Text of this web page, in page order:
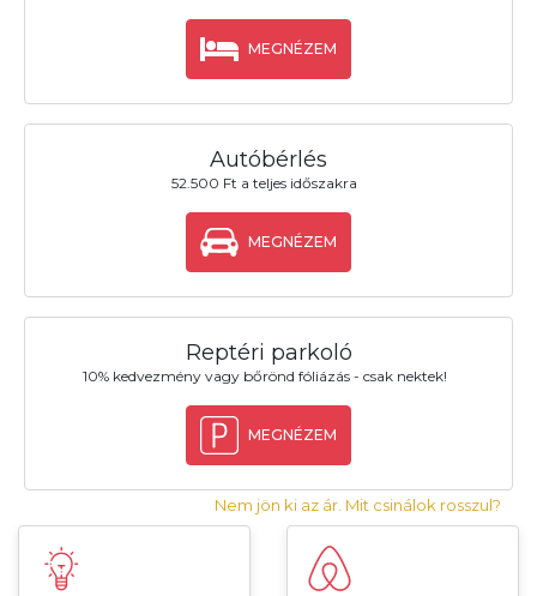
MEGNÉZEM
Autóbérlés
52.500 Ft a teljes időszakra
MEGNÉZEM
Reptéri parkoló
10% kedvezmény vagy bőrönd fóliázás - csak nektek!
MEGNÉZEM
Nem jön ki az ár. Mit csinálok rosszul?